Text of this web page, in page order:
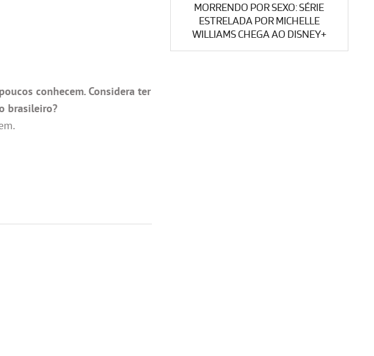
conhecem. Considera ter
brasileiro?
MORRENDO POR SEXO: SÉRIE
ESTRELADA POR MICHELLE
WILLIAMS CHEGA AO DISNEY+